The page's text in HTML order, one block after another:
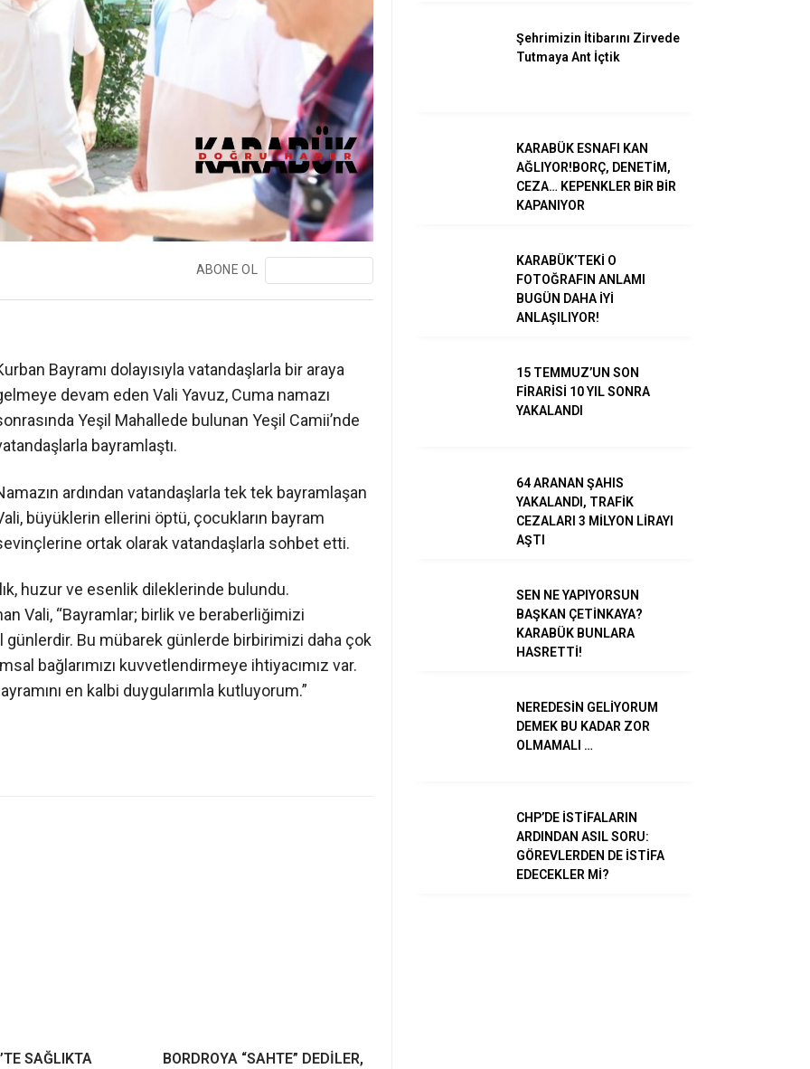
WhatsApp İhbar
ABONE OL
Bayramı dolayısıyla vatandaşlarla bir araya
devam eden Vali Yavuz, Cuma namazı
Yeşil Mahallede bulunan Yeşil Camii’nde
bayramlaştı.
ardından vatandaşlarla tek tek bayramlaşan
büyüklerin ellerini öptü, çocukların bayram
ortak olarak vatandaşlarla sohbet etti.
huzur ve esenlik dileklerinde bulundu.
Vali, “Bayramlar; birlik ve beraberliğimizi
Bu mübarek günlerde birbirimizi daha çok
bağlarımızı kuvvetlendirmeye ihtiyacımız var.
en kalbi duygularımla kutluyorum.”
SAĞLIKTA
BORDROYA “SAHTE” DEDİLER,
Şehrimizin İtibarını Zirvede
Tutmaya Ant İçtik
KARABÜK ESNAFI KAN
AĞLIYOR!BORÇ, DENETİM,
CEZA… KEPENKLER BİR BİR
KAPANIYOR
KARABÜK’TEKİ O
FOTOĞRAFIN ANLAMI
BUGÜN DAHA İYİ
ANLAŞILIYOR!
15 TEMMUZ’UN SON
FİRARİSİ 10 YIL SONRA
YAKALANDI
64 ARANAN ŞAHIS
YAKALANDI, TRAFİK
CEZALARI 3 MİLYON LİRAYI
AŞTI
SEN NE YAPIYORSUN
BAŞKAN ÇETİNKAYA?
KARABÜK BUNLARA
HASRETTİ!
NEREDESİN GELİYORUM
DEMEK BU KADAR ZOR
OLMAMALI …
CHP’DE İSTİFALARIN
ARDINDAN ASIL SORU:
GÖREVLERDEN DE İSTİFA
EDECEKLER Mİ?